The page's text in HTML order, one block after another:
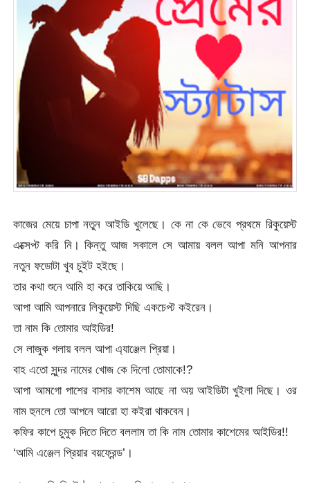
কাজের মেয়ে চাপা নতুন আইডি খুলেছে। কে না কে ভেবে প্রথমে রিকুয়েস্ট
এক্সেপ্ট করি নি। কিন্তু আজ সকালে সে আমায় বলল আপা মনি আপনার
নতুন ফডোটা খুব চুইট হইছে।
তার কথা শুনে আমি হা করে তাকিয়ে আছি।
আপা আমি আপনারে লিকুয়েস্ট দিছি একচেপ্ট কইরেন।
তা নাম কি তোমার আইডির!
সে লাজুক গলায় বলল আপা এ্যাঞ্জেল প্রিয়া।
বাহ এতো সুন্দর নামের খোজ কে দিলো তোমাকে!?
আপা আমগো পাশের বাসার কাশেম আছে না অয় আইডিটা খুইলা দিছে। ওর
নাম হুনলে তো আপনে আরো হা কইরা থাকবেন।
কফির কাপে চুমুক দিতে দিতে বললাম তা কি নাম তোমার কাশেমের আইডির!!
‘আমি এঞ্জেল প্রিয়ার বয়ফ্রেন্ড’।